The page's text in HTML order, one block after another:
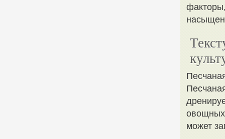
овощных
может